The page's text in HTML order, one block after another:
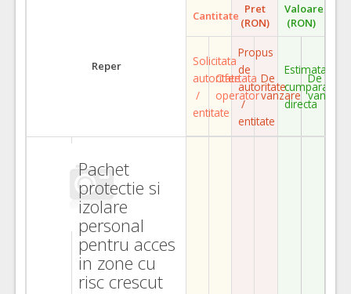
Reper
Cantitate Pret
(RON)
Valoare
(RON)
Solicitata
autoritate
/
entitate
Ofertata
operator
Propus
de
autoritate
/
entitate
De
vanzare
Estimata
cumparare
directa
De
vanzare
Pachet
protectie si
izolare
personal
pentru acces
in zone cu
risc crescut